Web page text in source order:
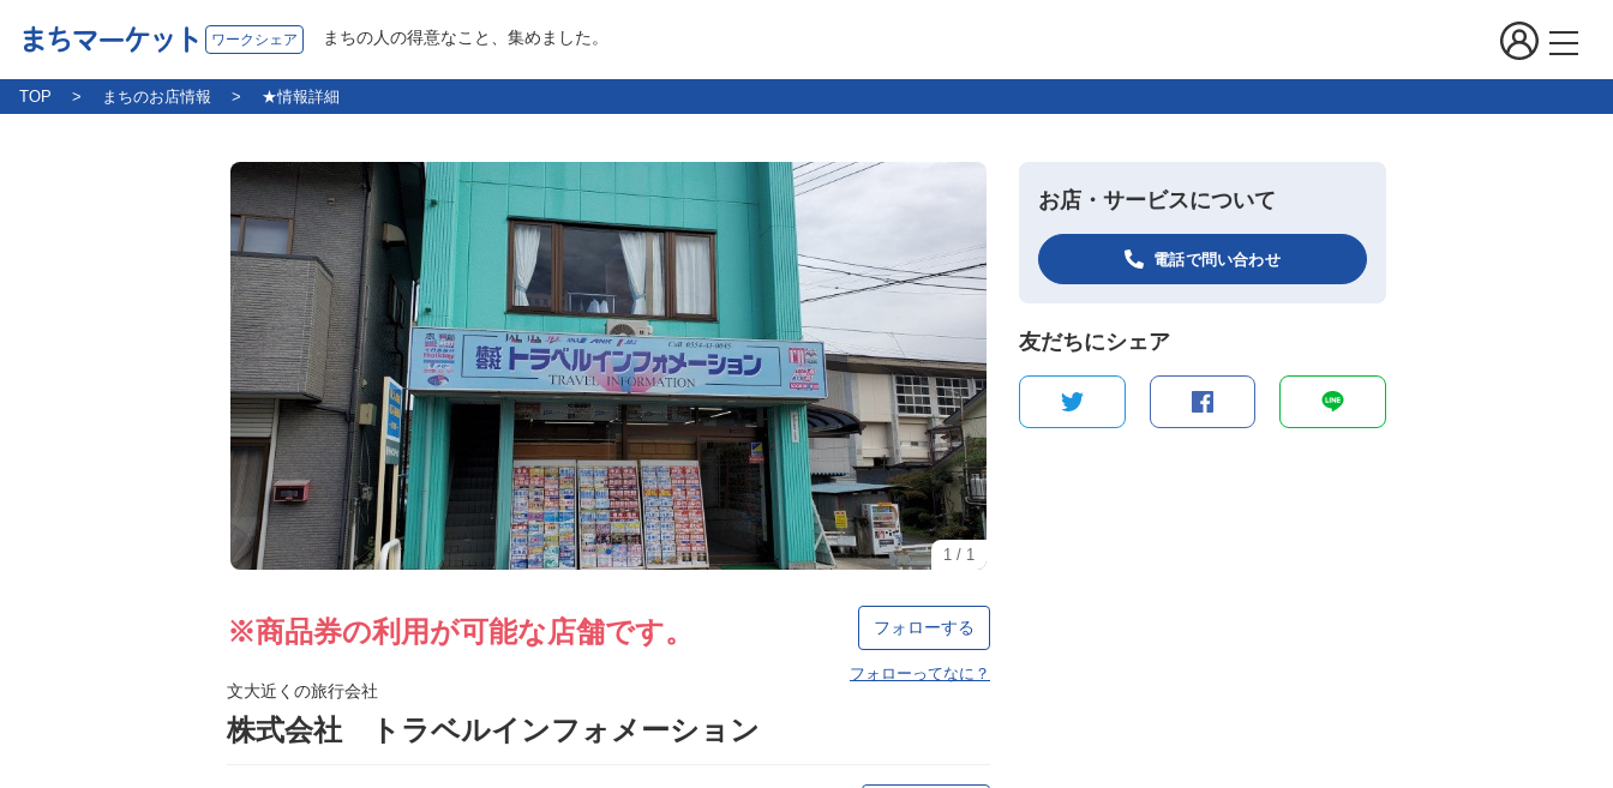
まちマーケット ワークシェア まちの人の得意なこと、集めました。
TOP まちのお店情報 ★情報詳細
1 / 1
※商品券の利用が可能な店舗です。
文大近くの旅行会社
株式会社 トラベルインフォメーション
フォローする
フォローってなに？
お店・サービスについて
電話で問い合わせ
友だちにシェア